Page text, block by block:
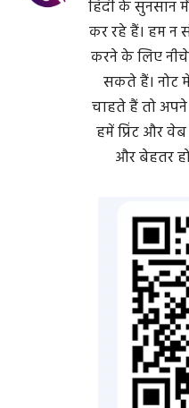
हिंदी के सुनसान
कर रहे हैं। हम न
करने के लिए
सकते हैं। नोट
चाहते हैं तो
हमें प्रिंट और
और बेहतर